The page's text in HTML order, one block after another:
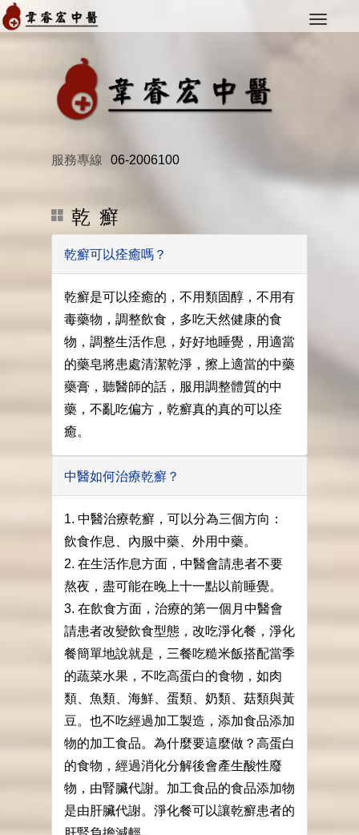
服務專線 06-2006100
乾 癬
乾癬可以痊癒嗎？
乾癬是可以痊癒的，不用類固醇，不用有
毒藥物，調整飲食，多吃天然健康的食
物，調整生活作息，好好地睡覺，用適當
的藥皂將患處清潔乾淨，擦上適當的中藥
藥膏，聽醫師的話，服用調整體質的中
藥，不亂吃偏方，乾癬真的真的可以痊
癒。
中醫如何治療乾癬？
1. 中醫治療乾癬，可以分為三個方向：
飲食作息、內服中藥、外用中藥。
2. 在生活作息方面，中醫會請患者不要
熬夜，盡可能在晚上十一點以前睡覺。
3. 在飲食方面，治療的第一個月中醫會
請患者改變飲食型態，改吃淨化餐，淨化
餐簡單地說就是，三餐吃糙米飯搭配當季
的蔬菜水果，不吃高蛋白的食物，如肉
類、魚類、海鮮、蛋類、奶類、菇類與黃
豆。也不吃經過加工製造，添加食品添加
物的加工食品。為什麼要這麼做？高蛋白
的食物，經過消化分解後會產生酸性廢
物，由腎臟代謝。加工食品的食品添加物
是由肝臟代謝。淨化餐可以讓乾癬患者的